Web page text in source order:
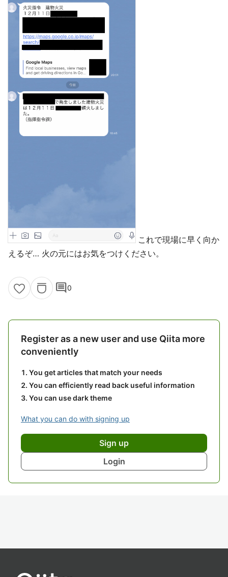
これで現場に早く向か
えるぞ… 火の元にはお気をつけください。
comment0
Register as a new user and use Qiita more
conveniently
You get articles that match your needs
You can efficiently read back useful information
You can use dark theme
What you can do with signing up
Sign up
Login